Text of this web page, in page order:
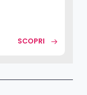
SCOPRI